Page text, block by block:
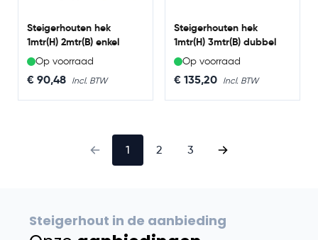
Steigerhouten hek
1mtr(H) 2mtr(B) enkel
Op voorraad
€ 90,48
Steigerhouten hek
1mtr(H) 3mtr(B) dubbel
Op voorraad
€ 135,20
1 2 3
Steigerhout in de aanbieding